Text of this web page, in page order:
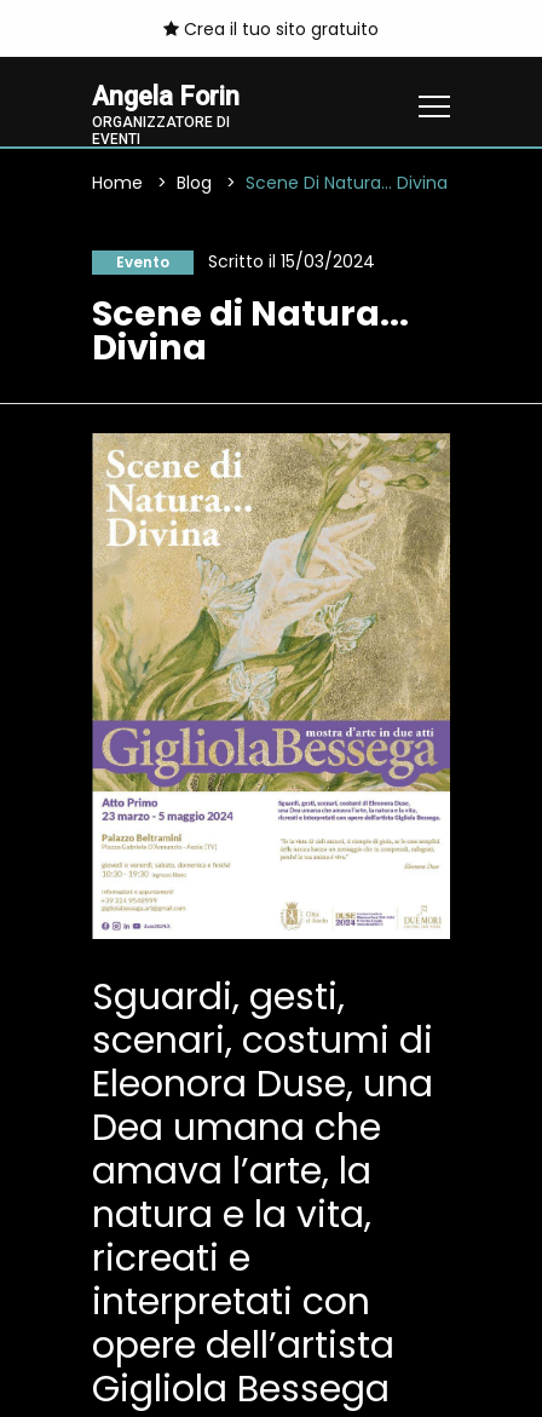
Crea il tuo sito gratuito
Angela Forin
ORGANIZZATORE DI
EVENTI
Home Blog Scene Di Natura... Divina
Evento Scritto il 15/03/2024
Scene di Natura...
Divina
Sguardi, gesti,
scenari, costumi di
Eleonora Duse, una
Dea umana che
amava l’arte, la
natura e la vita,
ricreati e
interpretati con
opere dell’artista
Gigliola Bessega